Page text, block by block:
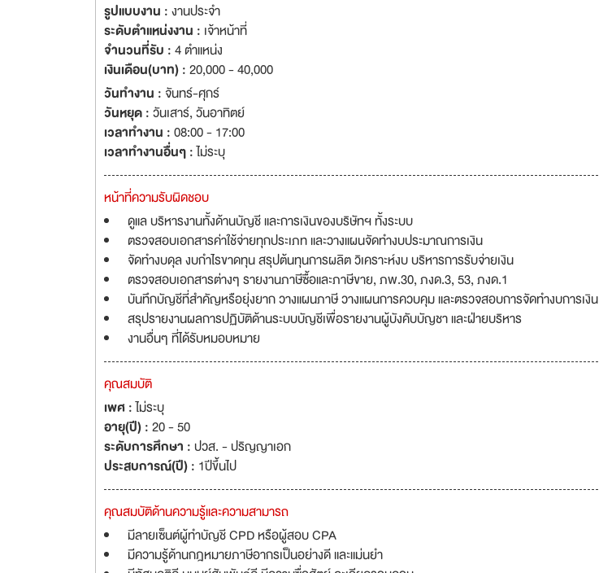
รูปแบบงาน :งานประจำ
ระดับตำแหน่งงาน : เจ้าหน้าที่
จำนวนที่รับ :4 ตำแหน่ง
เงินเดือน(บาท) :20,000 - 40,000
วันทำงาน : จันทร์-ศุกร์
วันหยุด :วันเสาร์,วันอาทิตย์
เวลาทำงาน :08:00 - 17:00
เวลาทำงานอื่นๆ :ไม่ระบุ
หน้าที่ความรับผิดชอบ
ดูแล บริหารงานทั้งด้านบัญชี และการเงินของบริษัทฯ ทั้งระบบ
ตรวจสอบเอกสารค่าใช้จ่ายทุกประเภท และวางแผนจัดทำงบประมาณการเงิน
จัดทำงบดุล งบกำไรขาดทุน สรุปต้นทุนการผลิต วิเคราะห์งบ บริหารการรับจ่ายเงิน
ตรวจสอบเอกสารต่างๆ รายงานภาษีซื้อและภาษีขาย, ภพ.30, ภงด.3, 53, ภงด.1
บันทึกบัญชีที่สำคัญหรือยุ่งยาก วางแผนภาษี วางแผนการควบคุม และตรวจสอบการจัดทำงบการเงิน
สรุปรายงานผลการปฏิบัติด้านระบบบัญชีเพื่อรายงานผู้บังคับบัญชา และฝ่ายบริหาร
งานอื่นๆ ที่ได้รับหมอบหมาย
คุณสมบัติ
เพศ :ไม่ระบุ
อายุ(ปี) :20 - 50
ระดับการศึกษา :ปวส. - ปริญญาเอก
ประสบการณ์(ปี) : 1ปีขึ้นไป
คุณสมบัติด้านความรู้และความสามารถ
มีลายเซ็นต์ผู้ทำบัญชี CPD หรือผู้สอบ CPA
มีความรู้ด้านกฎหมายภาษีอากรเป็นอย่างดี และแม่นยำ